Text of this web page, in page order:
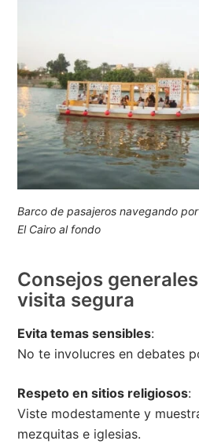
Barco de pasajeros navegando
El Cairo al fondo
Consejos
visita segura
Evita temas sensibles:
No te involucres en debates
Respeto en sitios religiosos:
Viste modestamente y
mezquitas e iglesias.